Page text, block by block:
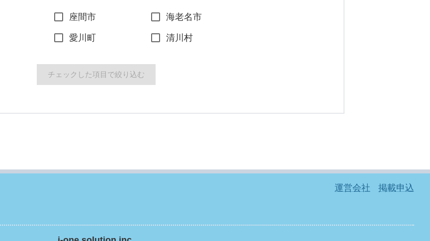
座間市 海老名市
愛川町 清川村
チェックした項目で絞り込む
運営会社 掲載申込